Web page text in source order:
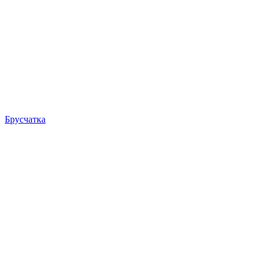
Брусчатка